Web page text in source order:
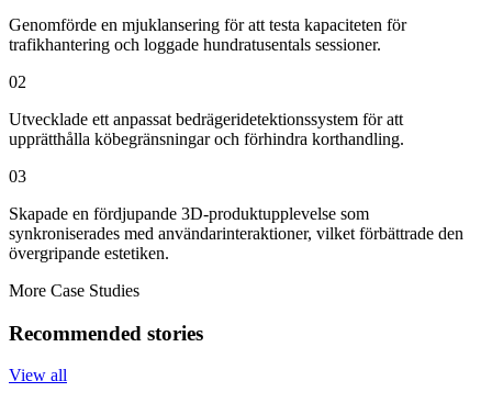
Genomförde en mjuklansering för att testa kapaciteten för
trafikhantering och loggade hundratusentals sessioner.
02
Utvecklade ett anpassat bedrägeridetektionssystem för att
upprätthålla köbegränsningar och förhindra korthandling.
03
Skapade en fördjupande 3D-produktupplevelse som
synkroniserades med användarinteraktioner, vilket förbättrade den
övergripande estetiken.
More Case Studies
Recommended stories
View all